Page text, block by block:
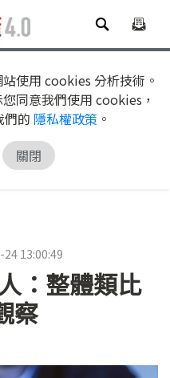
使用 cookies 分析技術。
同意我們使用 cookies，
們的 隱私權政策 。
關閉
13:00:49
：整體類比
察